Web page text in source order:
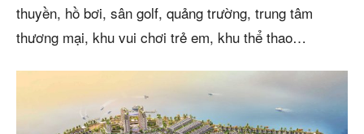
thuyền, hồ bơi, sân golf, quảng trường, trung tâm
thương mại, khu vui chơi trẻ em, khu thể thao…